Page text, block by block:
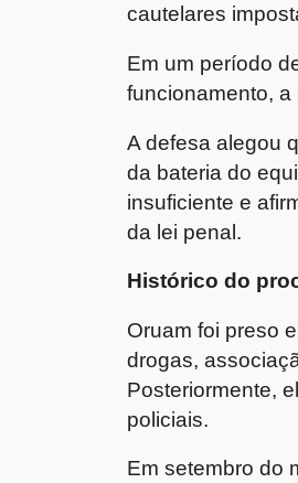
cautelares
Em um período
funcionamento,
A defesa alegou
da bateria do
insuficiente e
da lei penal.
Histórico do
Oruam foi preso
drogas,
Posteriormente,
policiais.
Em setembro do